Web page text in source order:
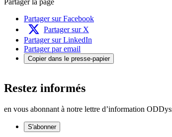
Partager la page
Partager sur Facebook
Partager sur X
Partager sur LinkedIn
Partager par email
Copier dans le presse-papier
Restez informés
en vous abonnant à notre lettre d’information
S'abonner